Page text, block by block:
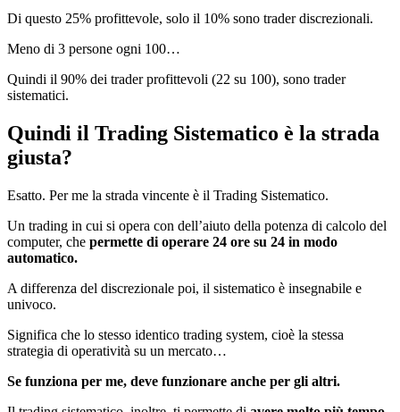
Di questo 25% profittevole, solo il 10% sono trader discrezionali.
Meno di 3 persone ogni 100…
Quindi il 90% dei trader profittevoli (22 su 100), sono trader
sistematici.
Quindi il Trading Sistematico è la strada
giusta?
Esatto. Per me la strada vincente è il Trading Sistematico.
Un trading in cui si opera con dell’aiuto della potenza di calcolo del
computer, che permette di operare 24 ore su 24 in modo
automatico.
A differenza del discrezionale poi, il sistematico è insegnabile e
univoco.
Significa che lo stesso identico trading system, cioè la stessa
strategia di operatività su un mercato…
Se funziona per me, deve funzionare anche per gli altri.